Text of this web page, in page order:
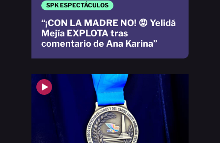
SPK ESPECTÁCULOS
“¡CON LA MADRE NO! 😡 Yelidá
Mejía EXPLOTA tras
comentario de Ana Karina”